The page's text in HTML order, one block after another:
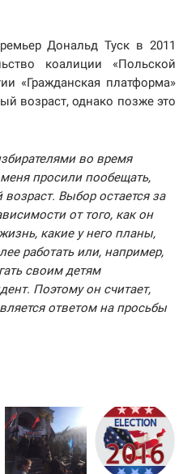
Дональд Туск в 2011
коалиции «Польской
«Гражданская платформа»
возраст, однако позже это
во время
просили пообещать,
Выбор остается за
от того, как он
какие у него планы,
работать или, например,
своим детям
Поэтому он считает,
ответом на просьбы